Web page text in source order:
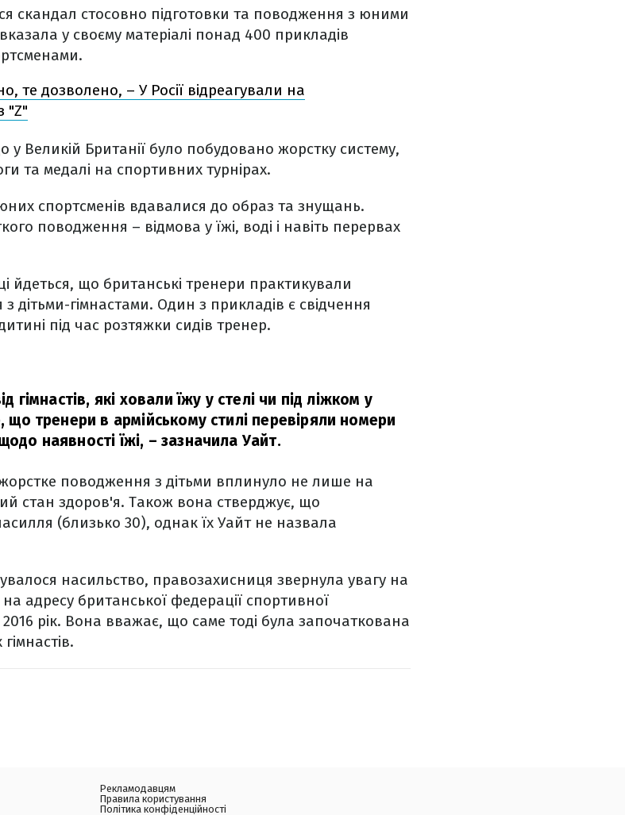
скандал стосовно підготовки та поводження з юними
у своєму матеріалі понад 400 прикладів
те дозволено, – У Росії відреагували на
"Z"
Великій Британії було побудовано жорстку систему,
та медалі на спортивних турнірах.
спортсменів вдавалися до образ та знущань.
поводження – відмова у їжі, воді і навіть перервах
йдеться, що британські тренери практикували
дітьми-гімнастами. Один з прикладів є свідчення
під час розтяжки сидів тренер.
гімнастів, які ховали їжу у стелі чи під ліжком у
що тренери в армійському стилі перевіряли номери
наявності їжі, – зазначила Уайт.
поводження з дітьми вплинуло не лише на
стан здоров'я. Також вона стверджує, що
(близько 30), однак їх Уайт не назвала
насильство, правозахисниця звернула увагу на
на адресу британської федерації спортивної
2016 рік. Вона вважає, що саме тоді була започаткована
Рекламодавцям
Правила користування
Політика конфіденційності